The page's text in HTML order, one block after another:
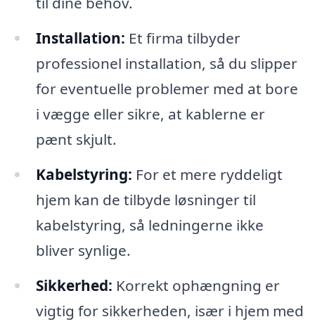
Installation: Et firma tilbyder
professionel installation, så du slipper
for eventuelle problemer med at bore
i vægge eller sikre, at kablerne er
pænt skjult.
Kabelstyring: For et mere ryddeligt
hjem kan de tilbyde løsninger til
kabelstyring, så ledningerne ikke
bliver synlige.
Sikkerhed: Korrekt ophængning er
vigtig for sikkerheden, især i hjem med